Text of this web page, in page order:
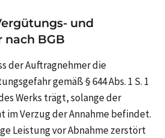
und
BGB
der Auftragnehmer die
gemäß § 644 Abs. 1 S. 1
Werks trägt, solange der
im Verzug der Annahme befindet.
Leistung vor Abnahme zerstört